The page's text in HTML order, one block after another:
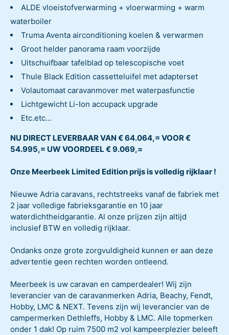
ALDE vloeistofverwarming + vloerwarming + warm
waterboiler
Truma Aventa airconditioning koelen & verwarmen
Groot helder panorama raam voorzijde
Uitschuifbaar tafelblad op telescopische voet
Thule Black Edition cassetteluifel met adapterset
Volautomaat caravanmover met waterpasfunctie
Lichtgewicht Li-Ion accupack upgrade
Etc.etc...
NU DIRECT LEVERBAAR VAN € 64.064,= VOOR €
54.995,= UW VOORDEEL € 9.069,=
Onze Meerbeek Limited Edition prijs is volledig rijklaar !
Nieuwe Adria caravans, rechtstreeks vanaf de fabriek met
2 jaar volledige fabrieksgarantie en 10 jaar
waterdichtheidgarantie. Al onze prijzen zijn altijd
inclusief BTW en volledig rijklaar.
Ondanks onze grote zorgvuldigheid kunnen er aan deze
advertentie geen rechten worden ontleend.
Meerbeek is uw caravan en camperdealer! Wij zijn
leverancier van de caravanmerken Adria, Beachy, Fendt,
Hobby, LMC & NEXT. Tevens zijn wij leverancier van de
campermerken Dethleffs, Hobby & LMC. Alle topmerken
onder 1 dak! Op ruim 7500 m2 vol kampeerplezier beleeft